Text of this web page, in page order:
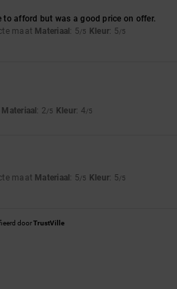
to afford but was a good price on offer.
maat Materiaal : 5/5 Kleur: 5/5
Materiaal : 2/5 Kleur: 4/5
maat Materiaal : 5/5 Kleur: 5/5
doorTrustVille